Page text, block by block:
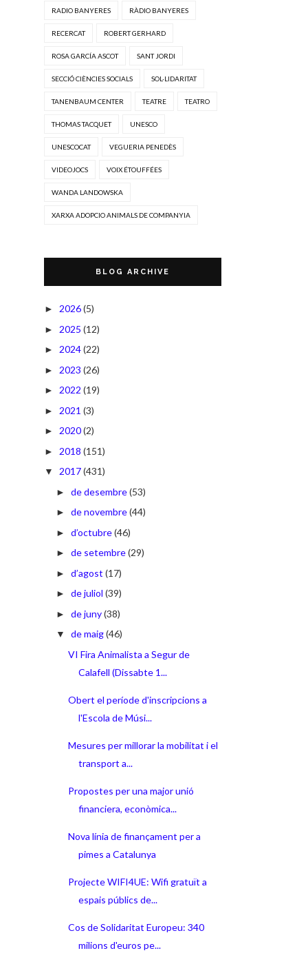
RADIO BANYERES RÀDIO BANYERES
RECERCAT ROBERT GERHARD
ROSA GARCÍA ASCOT SANT JORDI
SECCIÓ CIÈNCIES SOCIALS SOL·LIDARITAT
TANENBAUM CENTER TEATRE TEATRO
THOMAS TACQUET UNESCO
UNESCOCAT VEGUERIA PENEDÈS
VIDEOJOCS VOIX ÉTOUFFÉES
WANDA LANDOWSKA
XARXA ADOPCIO ANIMALS DE COMPANYIA
BLOG ARCHIVE
► 2026(5)
► 2025 (12)
► 2024(22)
► 2023 (26)
► 2022 (19)
► 2021 (3)
► 2020(2)
► 2018 (151)
▼ 2017(431)
► de desembre(53)
► de novembre(44)
► d’octubre(46)
► de setembre(29)
► d’agost (17)
► de juliol (39)
► de juny(38)
▼ de maig(46)
VI Fira Animalista a Segur de
Calafell (Dissabte 1...
Obert el període d'inscripcions a
l'Escola de Músi...
Mesures per millorar la mobilitat i el
transport a...
Propostes per una major unió
financiera, econòmica...
Nova línia de finançament per a
pimes a Catalunya
Projecte WIFI4UE: Wifi gratuït a
espais públics de...
Cos de Solidaritat Europeu: 340
milions d'euros pe...